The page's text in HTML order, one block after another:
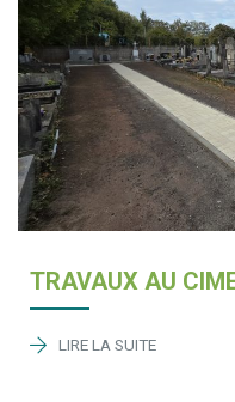
TRAVAUX AU
LIRE LA SUITE